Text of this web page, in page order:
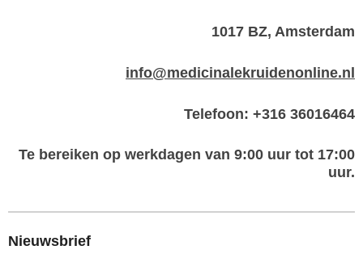
1017 BZ, Amsterdam
info@medicinalekruidenonline.nl
Telefoon: +316 36016464
Te bereiken op werkdagen van 9:00 uur tot 17:00
uur.
Nieuwsbrief